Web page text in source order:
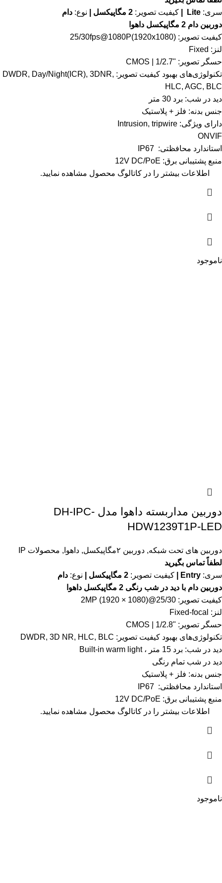
سری: Lite | کیفیت تصویر: نوع: دام
دوربین دام 2 مگاپیکسل داهوا
کیفیت تصویر: 25/30fps@1080P(1920x1080)
لنز: Fixed
حسگر تصویر: "1/2.7 | CMOS
تکنولوژی‌های بهبود کیفیت تصویر: DWDR, Day/Night(ICR), 3DNR,
HLC, AGC, BLC
دید در شب: برد 30 متر
جنس بدنه: فلز + پلاستیک
دارای ویژگی: Intrusion, tripwire
ONVIF
استاندارد محافظتی: IP67
منبع پشتیبانی برق: 12V DC/PoE
اطلاعات بیشتر را در کاتالوگ محصول مشاهده نمایید.
ناموجود
دوربین مداربسته داهوا مدل DH-IPC-
HDW1239T1P-LED
دوربین های تحت شبکه, دوربین ۲مگاپیکسل , داهوا , محصولات IP
لطفاً تماس بگیرید
سری: Entry | کیفیت تصویر: نوع: دام
دوربین دام با دید در شب رنگی 2 مگاپیکسل داهوا
کیفیت تصویر: 2MP (1920 × 1080)@25/30
لنز: Fixed-focal
حسگر تصویر: "1/2.8 | CMOS
تکنولوژی‌های بهبود کیفیت تصویر: DWDR, 3D NR, HLC, BLC
دید در شب: برد 15 متر ، Built-in warm light
دید در شب تمام رنگی
جنس بدنه: فلز + پلاستیک
استاندارد محافظتی: IP67
منبع پشتیبانی برق: 12V DC/PoE
اطلاعات بیشتر را در کاتالوگ محصول مشاهده نمایید.
ناموجود